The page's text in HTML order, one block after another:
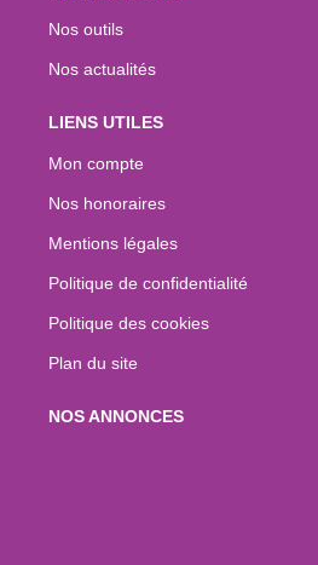
Nos outils
Nos actualités
LIENS UTILES
Mon compte
Nos honoraires
Mentions légales
Politique de confidentialité
Politique des cookies
Plan du site
NOS ANNONCES